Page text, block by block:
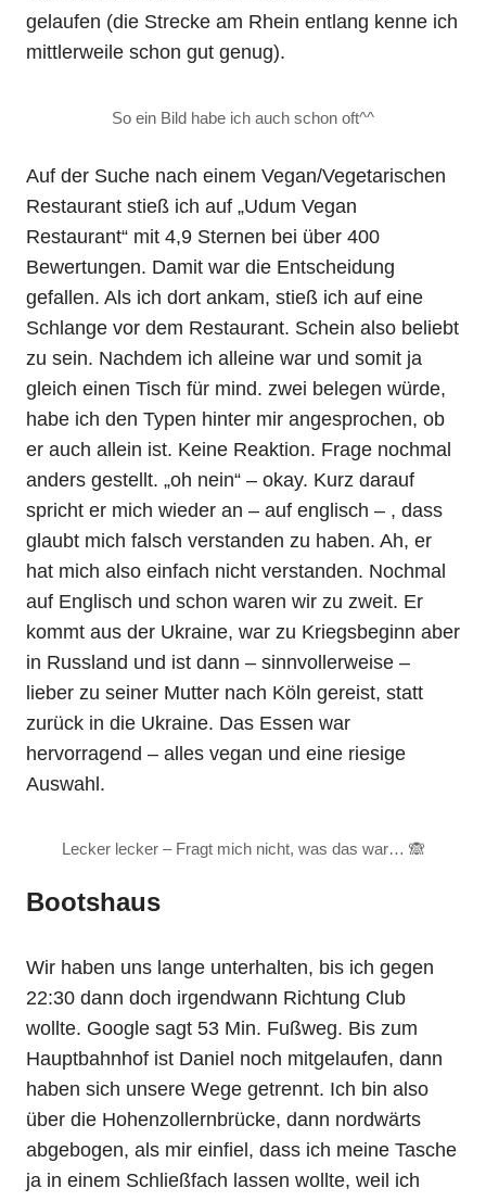
gelaufen (die Strecke am Rhein entlang kenne ich
mittlerweile schon gut genug).
So ein Bild habe ich auch schon oft^^
Auf der Suche nach einem Vegan/Vegetarischen
Restaurant stieß ich auf „Udum Vegan
Restaurant“ mit 4,9 Sternen bei über 400
Bewertungen. Damit war die Entscheidung
gefallen. Als ich dort ankam, stieß ich auf eine
Schlange vor dem Restaurant. Schein also beliebt
zu sein. Nachdem ich alleine war und somit ja
gleich einen Tisch für mind. zwei belegen würde,
habe ich den Typen hinter mir angesprochen, ob
er auch allein ist. Keine Reaktion. Frage nochmal
anders gestellt. „oh nein“ – okay. Kurz darauf
spricht er mich wieder an – auf englisch – , dass
glaubt mich falsch verstanden zu haben. Ah, er
hat mich also einfach nicht verstanden. Nochmal
auf Englisch und schon waren wir zu zweit. Er
kommt aus der Ukraine, war zu Kriegsbeginn aber
in Russland und ist dann – sinnvollerweise –
lieber zu seiner Mutter nach Köln gereist, statt
zurück in die Ukraine. Das Essen war
hervorragend – alles vegan und eine riesige
Auswahl.
Lecker lecker – Fragt mich nicht, was das war… 🙈
Bootshaus
Wir haben uns lange unterhalten, bis ich gegen
22:30 dann doch irgendwann Richtung Club
wollte. Google sagt 53 Min. Fußweg. Bis zum
Hauptbahnhof ist Daniel noch mitgelaufen, dann
haben sich unsere Wege getrennt. Ich bin also
über die Hohenzollernbrücke, dann nordwärts
abgebogen, als mir einfiel, dass ich meine Tasche
ja in einem Schließfach lassen wollte, weil ich